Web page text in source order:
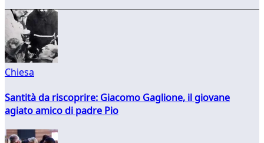
Chiesa
Santità da riscoprire: Giacomo Gaglione, il giovane
agiato amico di padre Pio